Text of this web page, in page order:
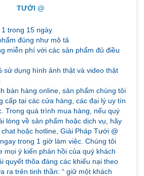
TƯỚI @
trong 15 ngày
đúng như mô tả
miễn phí với các sản phẩm đủ điều
sử dụng hình ảnh thật và video thật
bán hàng online, sản phẩm chúng tôi
cấp tại các cửa hàng, các đại lý uy tín
Trong quá trình mua hàng, nếu quý
lòng về sản phẩm hoặc dịch vụ, hãy
hoặc hotline, Giải Pháp Tưới @
trong 1 giờ làm việc. Chúng tôi
mọi ý kiến phản hồi của quý khách
quyết thõa đáng các khiếu nại theo
ra trên tinh thần: “ giữ một khách